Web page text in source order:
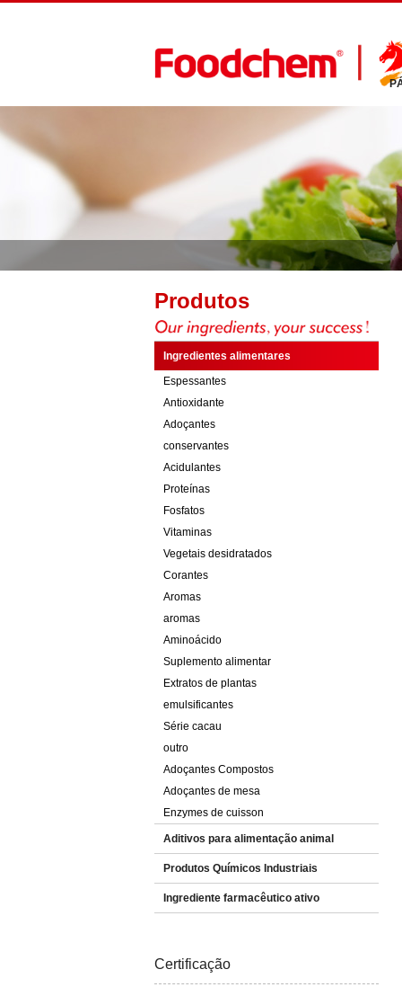
Produtos
Ingredientes alimentares
Espessantes
Antioxidante
Adoçantes
conservantes
Acidulantes
Proteínas
Fosfatos
Vitaminas
Vegetais desidratados
Corantes
Aromas
aromas
Aminoácido
Suplemento alimentar
Extratos de plantas
emulsificantes
Série cacau
outro
Adoçantes Compostos
Adoçantes de mesa
Enzymes de cuisson
Aditivos para alimentação animal
Produtos Químicos Industriais
Ingrediente farmacêutico ativo
Certificação